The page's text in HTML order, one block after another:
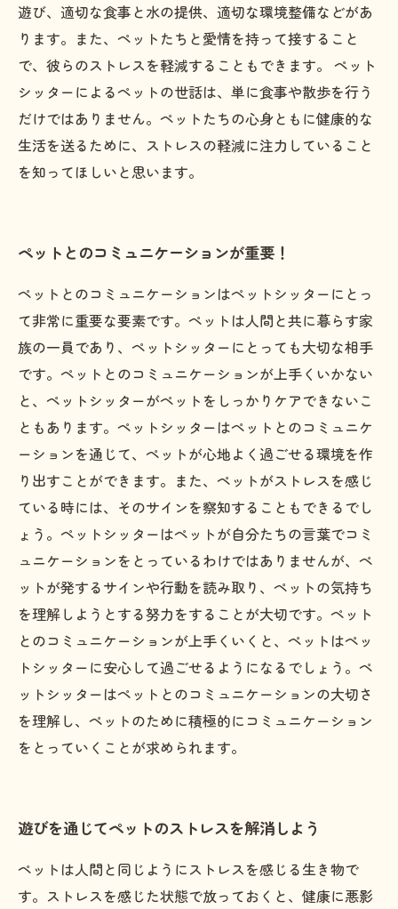
遊び、適切な食事と水の提供、適切な環境整備などがあ
ります。また、ペットたちと愛情を持って接すること
で、彼らのストレスを軽減することもできます。 ペット
シッターによるペットの世話は、単に食事や散歩を行う
だけではありません。ペットたちの心身ともに健康的な
生活を送るために、ストレスの軽減に注力していること
を知ってほしいと思います。
ペットとのコミュニケーションが重要！
ペットとのコミュニケーションはペットシッターにとっ
て非常に重要な要素です。ペットは人間と共に暮らす家
族の一員であり、ペットシッターにとっても大切な相手
です。ペットとのコミュニケーションが上手くいかない
と、ペットシッターがペットをしっかりケアできないこ
ともあります。ペットシッターはペットとのコミュニケ
ーションを通じて、ペットが心地よく過ごせる環境を作
り出すことができます。また、ペットがストレスを感じ
ている時には、そのサインを察知することもできるでし
ょう。ペットシッターはペットが自分たちの言葉でコミ
ュニケーションをとっているわけではありませんが、ペ
ットが発するサインや行動を読み取り、ペットの気持ち
を理解しようとする努力をすることが大切です。ペット
とのコミュニケーションが上手くいくと、ペットはペッ
トシッターに安心して過ごせるようになるでしょう。ペ
ットシッターはペットとのコミュニケーションの大切さ
を理解し、ペットのために積極的にコミュニケーション
をとっていくことが求められます。
遊びを通じてペットのストレスを解消しよう
ペットは人間と同じようにストレスを感じる生き物で
す。ストレスを感じた状態で放っておくと、健康に悪影